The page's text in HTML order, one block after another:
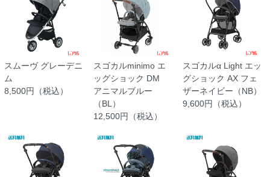
スムーヴ グレーデニ
ム
8,500円（税込）
スゴカルminimo エ
ッグショック DM
アニマルブルー
（BL）
12,500円（税込）
スゴカルα Light エッ
グショック AX フェ
ザーネイビー（NB）
9,600円（税込）